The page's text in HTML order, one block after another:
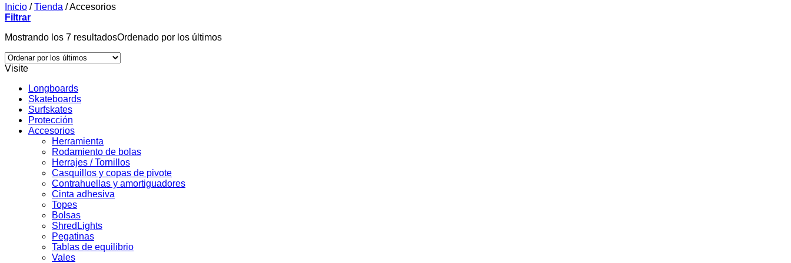
Inicio / Tienda /Accesorios
Filtrar
Mostrando los 7 resultadosOrdenado por los últimos
Visite
Longboards
Skateboards
Surfskates
Protección
Accesorios
Herramienta
Rodamiento de bolas
Herrajes / Tornillos
Casquillos y copas de pivote
Contrahuellas y amortiguadores
Cinta adhesiva
Topes
Bolsas
ShredLights
Pegatinas
Tablas de equilibrio
Vales